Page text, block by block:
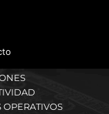
OPERATIVOS